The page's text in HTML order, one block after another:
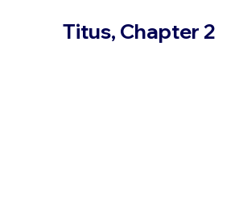
Titus, Chapter 2